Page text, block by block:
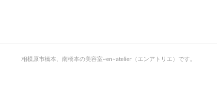
相模原市橋本、南橋本の美容室~en~atelier（エンアトリエ）です。